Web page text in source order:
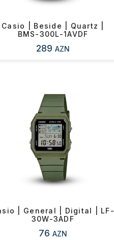
Casio | Beside | Quartz |
BMS-300L-1AVDF
289 AZN
| General | Digital | LF-
30W-3ADF
76 AZN